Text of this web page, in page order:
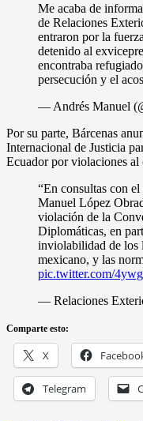
Me acaba de
de Relaciones
entraron por la
detenido al
encontraba
persecución y el
— Andrés Manuel
Por su parte, Bárcenas
Internacional de Justicia
Ecuador por violaciones al
“En consultas con
Manuel López
violación de la
Diplomáticas, en
inviolabilidad de los
mexicano, y las
pic.twitter.com/
— Relaciones
Comparte esto:
X
Telegram